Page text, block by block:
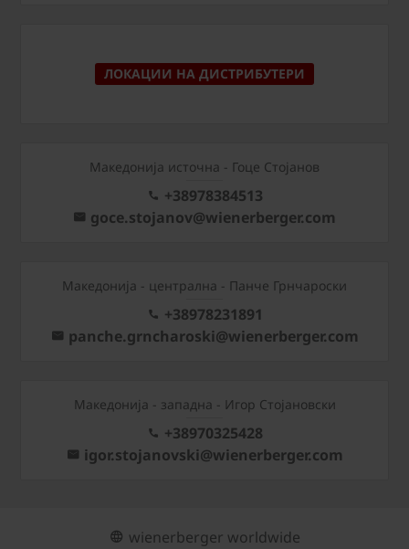
ЛОКАЦИИ НА ДИСТРИБУТЕРИ
Македонија источна - Гоце Стојанов
+38978384513
goce.stojanov@wienerberger.com
Mакедонија - централна - Панче Грнчароски
+38978231891
panche.grncharoski@wienerberger.com
Mакедонија - западна - Игор Стојановски
+38970325428
igor.stojanovski@wienerberger.com
wienerberger worldwide